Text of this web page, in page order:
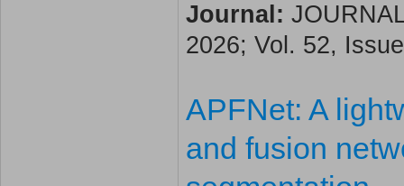
Journal:
2026; Vol. 52,
APFNet: A
and fusion